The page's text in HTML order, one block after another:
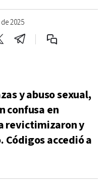
2025
y abuso sexual,
confusa en
revictimizaron y
accedió a